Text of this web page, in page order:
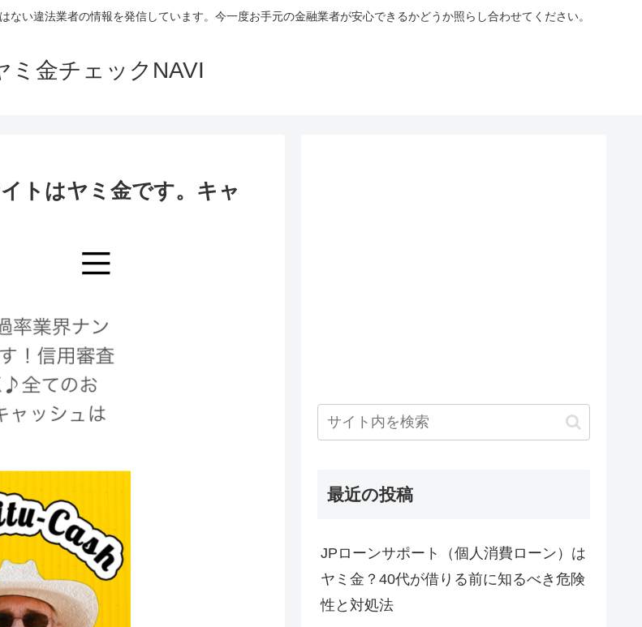
い違法業者の情報を発信しています。今一度お手元の金融業者が安心できるかどうか照らし合わせてください。
ミ金チェックNAVI
トはヤミ金です。キャ
最近の投稿
JPローンサポート（個人消費ローン）は
ヤミ金？40代が借りる前に知るべき危険
性と対処法